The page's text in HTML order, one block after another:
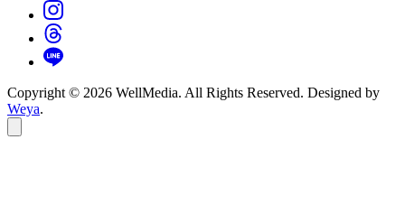
Copyright © 2026 WellMedia. All Rights Reserved. Designed by
Weya.